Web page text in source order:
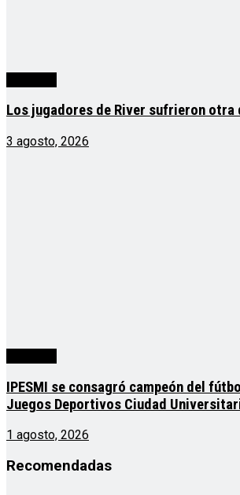
Los jugadores de River sufrieron otra
3 agosto, 2026
IPESMI se consagró campeón del
Juegos Deportivos Ciudad
1 agosto, 2026
Recomendadas